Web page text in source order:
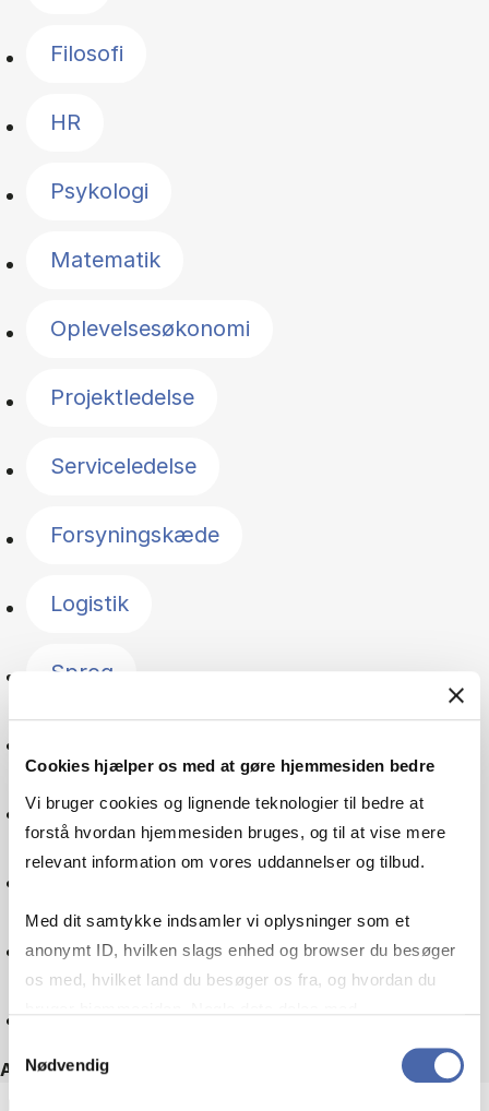
Cookies hjælper os med at gøre hjemmesiden bedre
Vi bruger cookies og lignende teknologier til bedre at
forstå hvordan hjemmesiden bruges, og til at vise mere
relevant information om vores uddannelser og tilbud.
Med dit samtykke indsamler vi oplysninger som et
anonymt ID, hvilken slags enhed og browser du besøger
os med, hvilket land du besøger os fra, og hvordan du
markedsføring. Du bestemmer selv - og kan altid trække
Nødvendig
Filosofi
HR
Psykologi
Matematik
Oplevelsesøkonomi
Projektledelse
Serviceledelse
Forsyningskæde
Logistik
Sprog
Kultur
Virksomheder
Andre filtre